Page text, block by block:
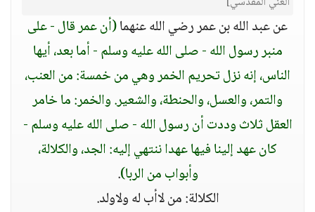
عن عبد الله بن عمر رضي الله عنهما(أن عمر قال - على
منبر رسول الله - صلى الله عليه وسلم - أما بعد، أيها
الناس، إنه نزل تحريم الخمر وهي من خمسة: من العنب،
والتمر، والعسل، والحنطة، والشعير. والخمر: ما خامر
العقل ثلاث وددت أن رسول الله - صلى الله عليه وسلم -
كان عهد إلينا فيها عهدا ننتهي إليه: الجد، والكلالة،
وأبواب من الربا).
الكلالة: من لاأب له ولاولد.